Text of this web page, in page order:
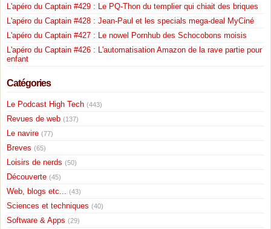
L'apéro du Captain #429 : Le PQ-Thon du templier qui chiait des briques
L'apéro du Captain #428 : Jean-Paul et les specials mega-deal MyCiné
L'apéro du Captain #427 : Le nowel Pornhub des Schocobons moisis
L'apéro du Captain #426 : L'automatisation Amazon de la rave partie pour
enfant
Catégories
Le Podcast High Tech (443)
Revues de web (137)
Le navire (77)
Breves (65)
Loisirs de nerds (50)
Découverte (45)
Web, blogs etc... (43)
Sciences et techniques (40)
Software & Apps (29)